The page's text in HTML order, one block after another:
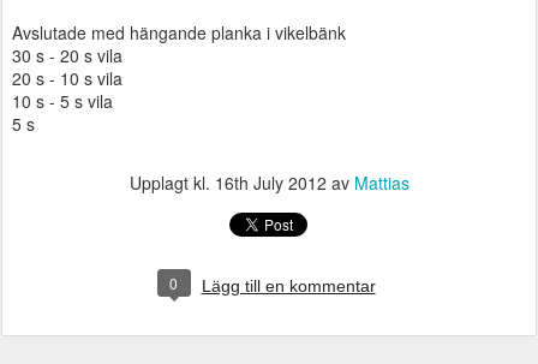
Avslutade med hängande planka i vikelbänk
30 s - 20 s vila
20 s - 10 s vila
10 s - 5 s vila
5 s
Upplagt kl. 16th July 2012 av Mattias
0 Lägg till en kommentar